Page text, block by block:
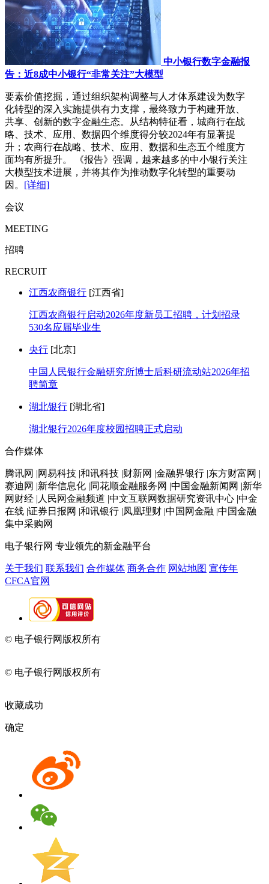
中小银行数字金融报
告：近8成中小银行“非常关注”大模型
要素价值挖掘，通过组织架构调整与人才体系建设为数字
化转型的深入实施提供有力支撑，最终致力于构建开放、
共享、创新的数字金融生态。从结构特征看，城商行在战
略、技术、应用、数据四个维度得分较2024年有显著提
升；农商行在战略、技术、应用、数据和生态五个维度方
面均有所提升。 《报告》强调，越来越多的中小银行关注
大模型技术进展，并将其作为推动数字化转型的重要动
因。 [详细]
会议
MEETING
招聘
RECRUIT
江西农商银行 [江西省]
江西农商银行启动2026年度新员工招聘，计划招录
530名应届毕业生
央行 [北京]
中国人民银行金融研究所博士后科研流动站2026年招
聘简章
湖北银行 [湖北省]
湖北银行2026年度校园招聘正式启动
合作媒体
腾讯网 |网易科技 |和讯科技 |财新网 |金融界银行 |东方财富网 |
赛迪网 |新华信息化 |同花顺金融服务网 |中国金融新闻网 |新华
网财经 |人民网金融频道 |中文互联网数据研究资讯中心 |中金
在线 |证券日报网 |和讯银行 |凤凰理财 |中国网金融 |中国金融
集中采购网
电子银行网 专业领先的新金融平台
关于我们 联系我们 合作媒体 商务合作 网站地图 宣传年
CFCA官网
© 电子银行网版权所有
© 电子银行网版权所有
收藏成功
确定